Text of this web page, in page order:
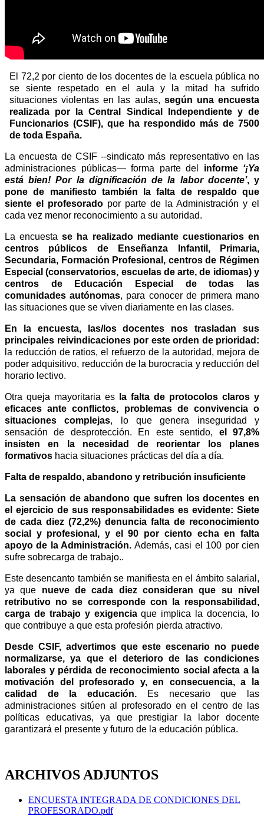
El 72,2 por ciento de los docentes de la escuela pública no
se siente respetado en el aula y la mitad ha sufrido
situaciones violentas en las aulas, según una encuesta
realizada por la Central Sindical Independiente y de
Funcionarios (CSIF), que ha respondido más de 7500
de toda España.
La encuesta de CSIF --sindicato más representativo en las
administraciones públicas— forma parte del informe ‘¡Ya
está bien! Por la dignificación de la labor docente’, y
pone de manifiesto también la falta de respaldo que
siente el profesorado por parte de la Administración y el
cada vez menor reconocimiento a su autoridad.
La encuestase ha realizado mediante cuestionarios en
centros públicos de Enseñanza Infantil, Primaria,
Secundaria, Formación Profesional, centros de Régimen
Especial (conservatorios, escuelas de arte, de idiomas) y
centros de Educación Especial de todas las
comunidades autónomas, para conocer de primera mano
las situaciones que se viven diariamente en las clases.
En la encuesta, las/los docentes nos trasladan sus
principales reivindicaciones por este orden de prioridad:
la reducción de ratios, el refuerzo de la autoridad, mejora de
poder adquisitivo, reducción de la burocracia y reducción del
horario lectivo.
Otra queja mayoritaria es
la falta de protocolos claros y
eficaces ante conflictos, problemas de convivencia o
situaciones complejas, lo que genera inseguridad y
sensación de desprotección. En este sentido, el 97,8%
insisten en la necesidad de reorientar los planes
formativos hacia situaciones prácticas del día a día.
Falta de respaldo, abandono y retribución insuficiente
La sensación de abandono que sufren los docentes en
el ejercicio de sus responsabilidades es evidente: Siete
de cada diez (72,2%) denuncia falta de reconocimiento
social y profesional, y el 90 por ciento echa en falta
apoyo de la Administración. Además, casi el 100 por cien
sufre sobrecarga de trabajo..
Este desencanto también se manifiesta en el ámbito salarial,
ya que nueve de cada diez consideran que su nivel
retributivo no se corresponde con la responsabilidad,
carga de trabajo y exigenciaque implica la docencia, lo
que contribuye a que esta profesión pierda atractivo.
Desde CSIF, advertimos que este escenario no puede
normalizarse, ya que el deterioro de las condiciones
laborales y pérdida de reconocimiento social afecta a la
motivación del profesorado y, en consecuencia, a la
calidad de la educación.
Es necesario que las
administraciones sitúen al profesorado en el centro de las
políticas educativas, ya que prestigiar la labor docente
garantizará el presente y futuro de la educación pública.
ARCHIVOS ADJUNTOS
ENCUESTA INTEGRADA DE CONDICIONES DEL
PROFESORADO.pdf